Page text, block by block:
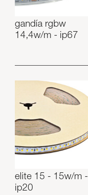
gandía rgbw
14,4w/m - ip67
elite 15 - 15w/m -
ip20